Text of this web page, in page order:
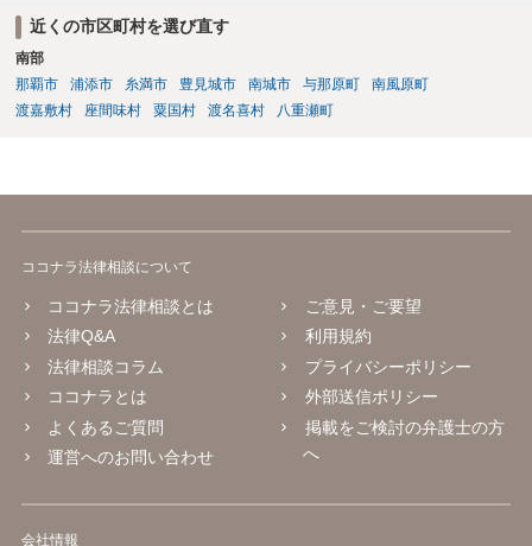
近くの市区町村を選び直す
南部
那覇市
浦添市 糸満市 豊見城市 南城市 与那原町
南風原町
渡嘉敷村
座間味村 粟国村 渡名喜村 八重瀬町
ココナラ法律相談について
ココナラ法律相談とは
法律Q&A
法律相談コラム
ココナラとは
よくあるご質問
運営へのお問い合わせ
ご意見・ご要望
利用規約
プライバシーポリシー
外部送信ポリシー
掲載をご検討の弁護士の方
へ
会社情報